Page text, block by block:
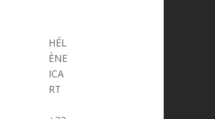
HÉL
ÈNE
ICA
RT
> helene.icart@prima-donna.fr